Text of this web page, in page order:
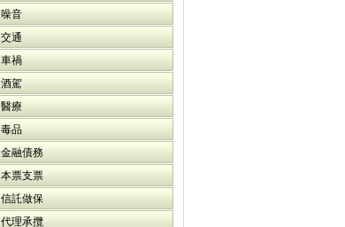
噪音
交通
車禍
酒駕
醫療
毒品
金融債務
本票支票
信託做保
代理承攬